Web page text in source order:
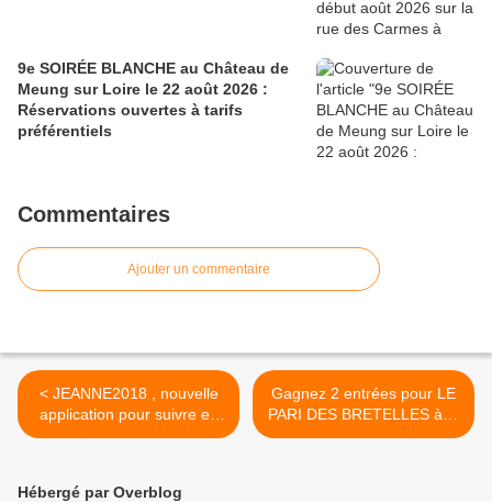
9e SOIRÉE BLANCHE au Château de
Meung sur Loire le 22 août 2026 :
Réservations ouvertes à tarifs
préférentiels
Commentaires
Ajouter un commentaire
< JEANNE2018 , nouvelle
application pour suivre en
détail le défile du 8 mai
Gagnez 2 entrées pour LE
PARI DES BRETELLES à la
SCÈNE NATIONALE
Hébergé par Overblog